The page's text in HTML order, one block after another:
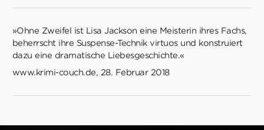
»Ohne Zweifel ist Lisa Jackson eine Meisterin ihres Fachs,
beherrscht ihre Suspense-Technik virtuos und konstruiert
dazu eine dramatische Liebesgeschichte.«
www.krimi-couch.de, 28. Februar 2018